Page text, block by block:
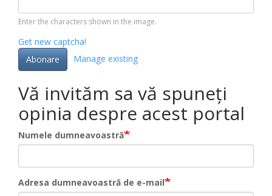
Enter the characters shown in the image.
Get new captcha!
Abonare
Manage existing
Vă invităm sa vă spuneți
opinia despre acest portal
Numele dumneavoastră
Adresa dumneavoastră de e-mail